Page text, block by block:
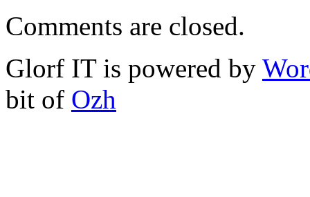
Comments are closed.
Glorf IT is powered by
bit of Ozh